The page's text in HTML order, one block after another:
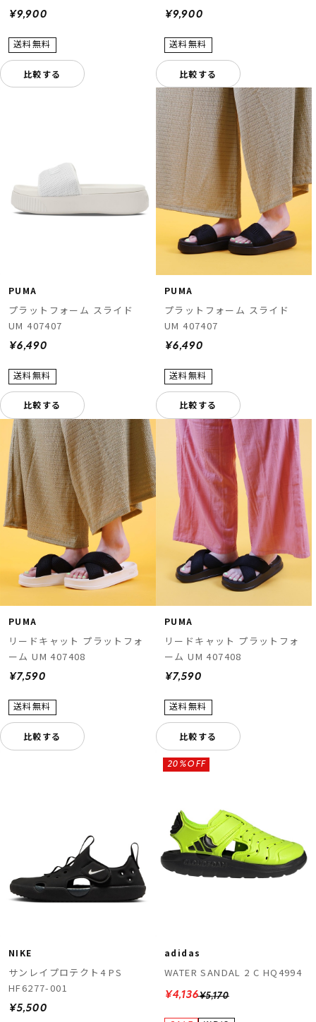
¥9,900
比較する
¥9,900
比較する
PUMA
プラットフォーム スライド
UM 407407
¥6,490
比較する
PUMA
プラットフォーム スライド
UM 407407
¥6,490
比較する
PUMA
リードキャット プラットフォ
ーム UM 407408
¥7,590
比較する
PUMA
リードキャット プラットフォ
ーム UM 407408
¥7,590
比較する
NIKE
サンレイプロテクト4 PS
HF6277-001
¥5,500
adidas
WATER SANDAL 2 C HQ4994
¥5,170
20%OFF
¥4,136